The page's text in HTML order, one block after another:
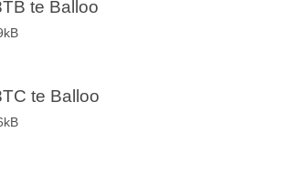
te Balloo
te Balloo